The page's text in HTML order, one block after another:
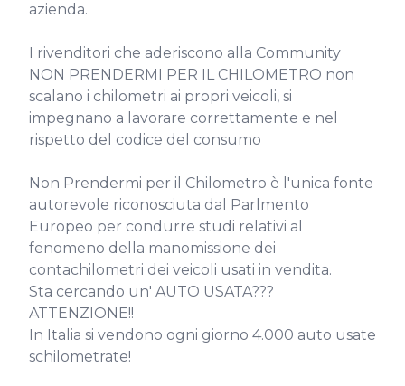
azienda.
I rivenditori che aderiscono alla Community
NON PRENDERMI PER IL CHILOMETRO non
scalano i chilometri ai propri veicoli, si
impegnano a lavorare correttamente e nel
rispetto del codice del consumo
Non Prendermi per il Chilometro è l'unica fonte
autorevole riconosciuta dal Parlmento
Europeo per condurre studi relativi al
fenomeno della manomissione dei
contachilometri dei veicoli usati in vendita.
Sta cercando un' AUTO USATA???
ATTENZIONE!!
In Italia si vendono ogni giorno 4.000 auto usate
schilometrate!